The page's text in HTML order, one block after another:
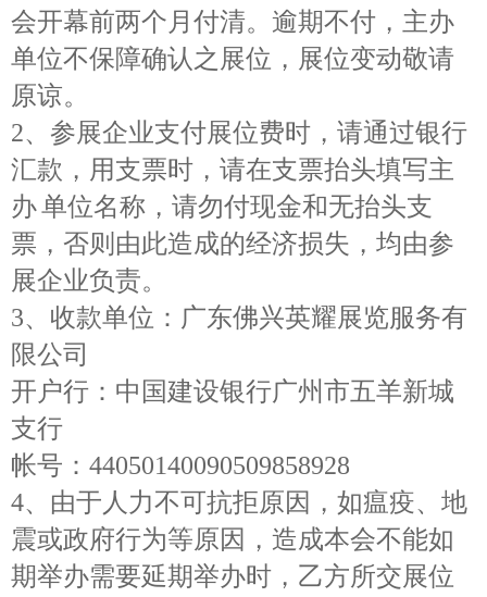
会开幕前两个月付清。逾期不付，主办
单位不保障确认之展位，展位变动敬请
原谅。
2、参展企业支付展位费时，请通过银行
汇款，用支票时，请在支票抬头填写主
办单位名称，请勿付现金和无抬头支
票，否则由此造成的经济损失， 均由参
展企业负责。
3、收款单位：广东佛兴英耀展览服务有
限公司
开户行：中国建设银行广州市五羊新城
支行
帐号： 44050140090509858928
4、 由于人力不可抗拒原因，如瘟疫、地
震或政府行为等原因，造成本会不能如
期举办需要延期举办时，乙方所交展位